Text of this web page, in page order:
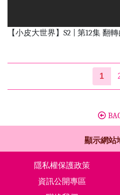
【小皮大世界】S2 | 第12集 翻
1
顯示網站
隱私權保護政策
資訊公開專區